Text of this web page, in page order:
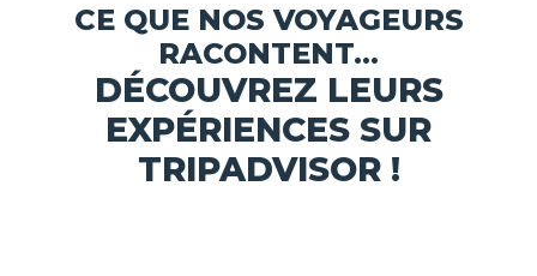
CE QUE NOS VOYAGEURS
RACONTENT...
DÉCOUVREZ LEURS
EXPÉRIENCES SUR
TRIPADVISOR !